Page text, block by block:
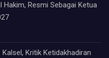
Resmi Sebagai Ketua
Kritik Ketidakhadiran